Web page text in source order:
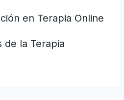
en Terapia Online
de la Terapia